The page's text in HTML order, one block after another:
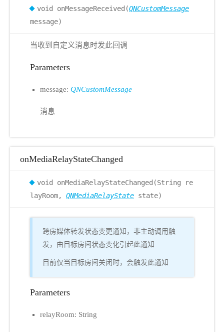
void onMessageReceived(QNCustomMessage
message)
当收到自定义消息时发此回调
Parameters
message: QNCustomMessage
消息
onMediaRelayStateChanged
void onMediaRelayStateChanged(String re
layRoom, QNMediaRelayState state)
跨房媒体转发状态变更通知，非主动调用触
发，由目标房间状态变化引起此通知
目前仅当目标房间关闭时，会触发此通知
Parameters
relayRoom: String